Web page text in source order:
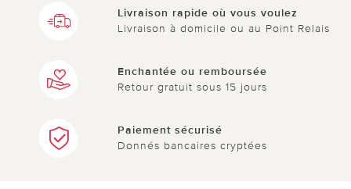
Livraison rapide où vous voulez
Livraison à domicile ou au Point Relais
Enchantée ou remboursée
Retour gratuit sous 15 jours
Paiement sécurisé
Donnés bancaires cryptées